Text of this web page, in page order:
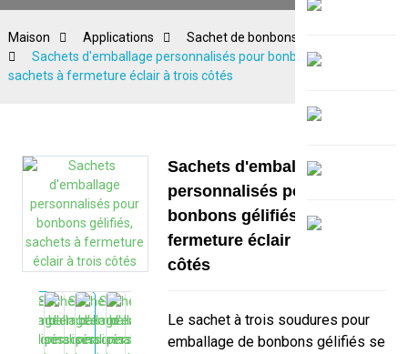
Maison Applications
Sachet de bonbons et de gommes
Sachets d'emballage personnalisés pour bonbons gélifiés,
sachets à fermeture éclair à trois côtés
Sachets d'emballage
personnalisés pour
bonbons gélifiés, sachets à
fermeture éclair à trois
côtés
Le sachet à trois soudures pour
emballage de bonbons gélifiés se